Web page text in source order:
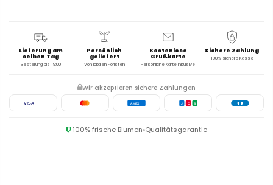
Lieferung am
selben Tag
Bestellung bis 19:00
Persönlich
geliefert
Von lokalen Floristen
Kostenlose
Grußkarte
Persönliche Karte inklusive
Sichere Zahlung
100% sichere Kasse
Wir akzeptieren sichere Zahlungen
VISA AMEX J C B
100% frische Blumen Qualitätsgarantie